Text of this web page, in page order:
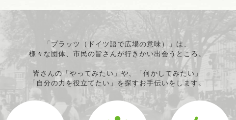
「プラッツ（ドイツ語で広場の意味）」は、
様々な団体、市民の皆さんが行きかい出会うところ。
皆さんの「やってみたい」や、「何かしてみたい」
「自分の力を役立てたい」を探すお手伝いをします。